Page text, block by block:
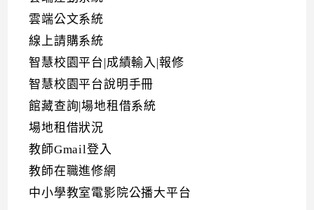
雲端公文系統
線上請購系統
智慧校園平台|成績輸入|報修
智慧校園平台說明手冊
館藏查詢|場地租借系統
場地租借狀況
教師Gmail登入
教師在職進修網
中小學教室電影院公播大平台